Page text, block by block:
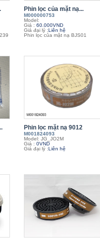
Phin lọc của mặt nạ...
M000000753
Model:
Giá : 60.000VND
Giá đại lý :Liên hệ
Phin lọc của mặt nạ BJS01
Phin lọc mặt nạ 9012
M001824093
Model: JG_JO2M
Giá : 0VND
Giá đại lý :Liên hệ